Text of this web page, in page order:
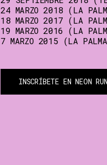
24 MARZO 2018 (LA
18 MARZO 2017 (LA
19 MARZO 2016 (LA
7 MARZO 2015 (LA
INSCRÍBETE EN NEON